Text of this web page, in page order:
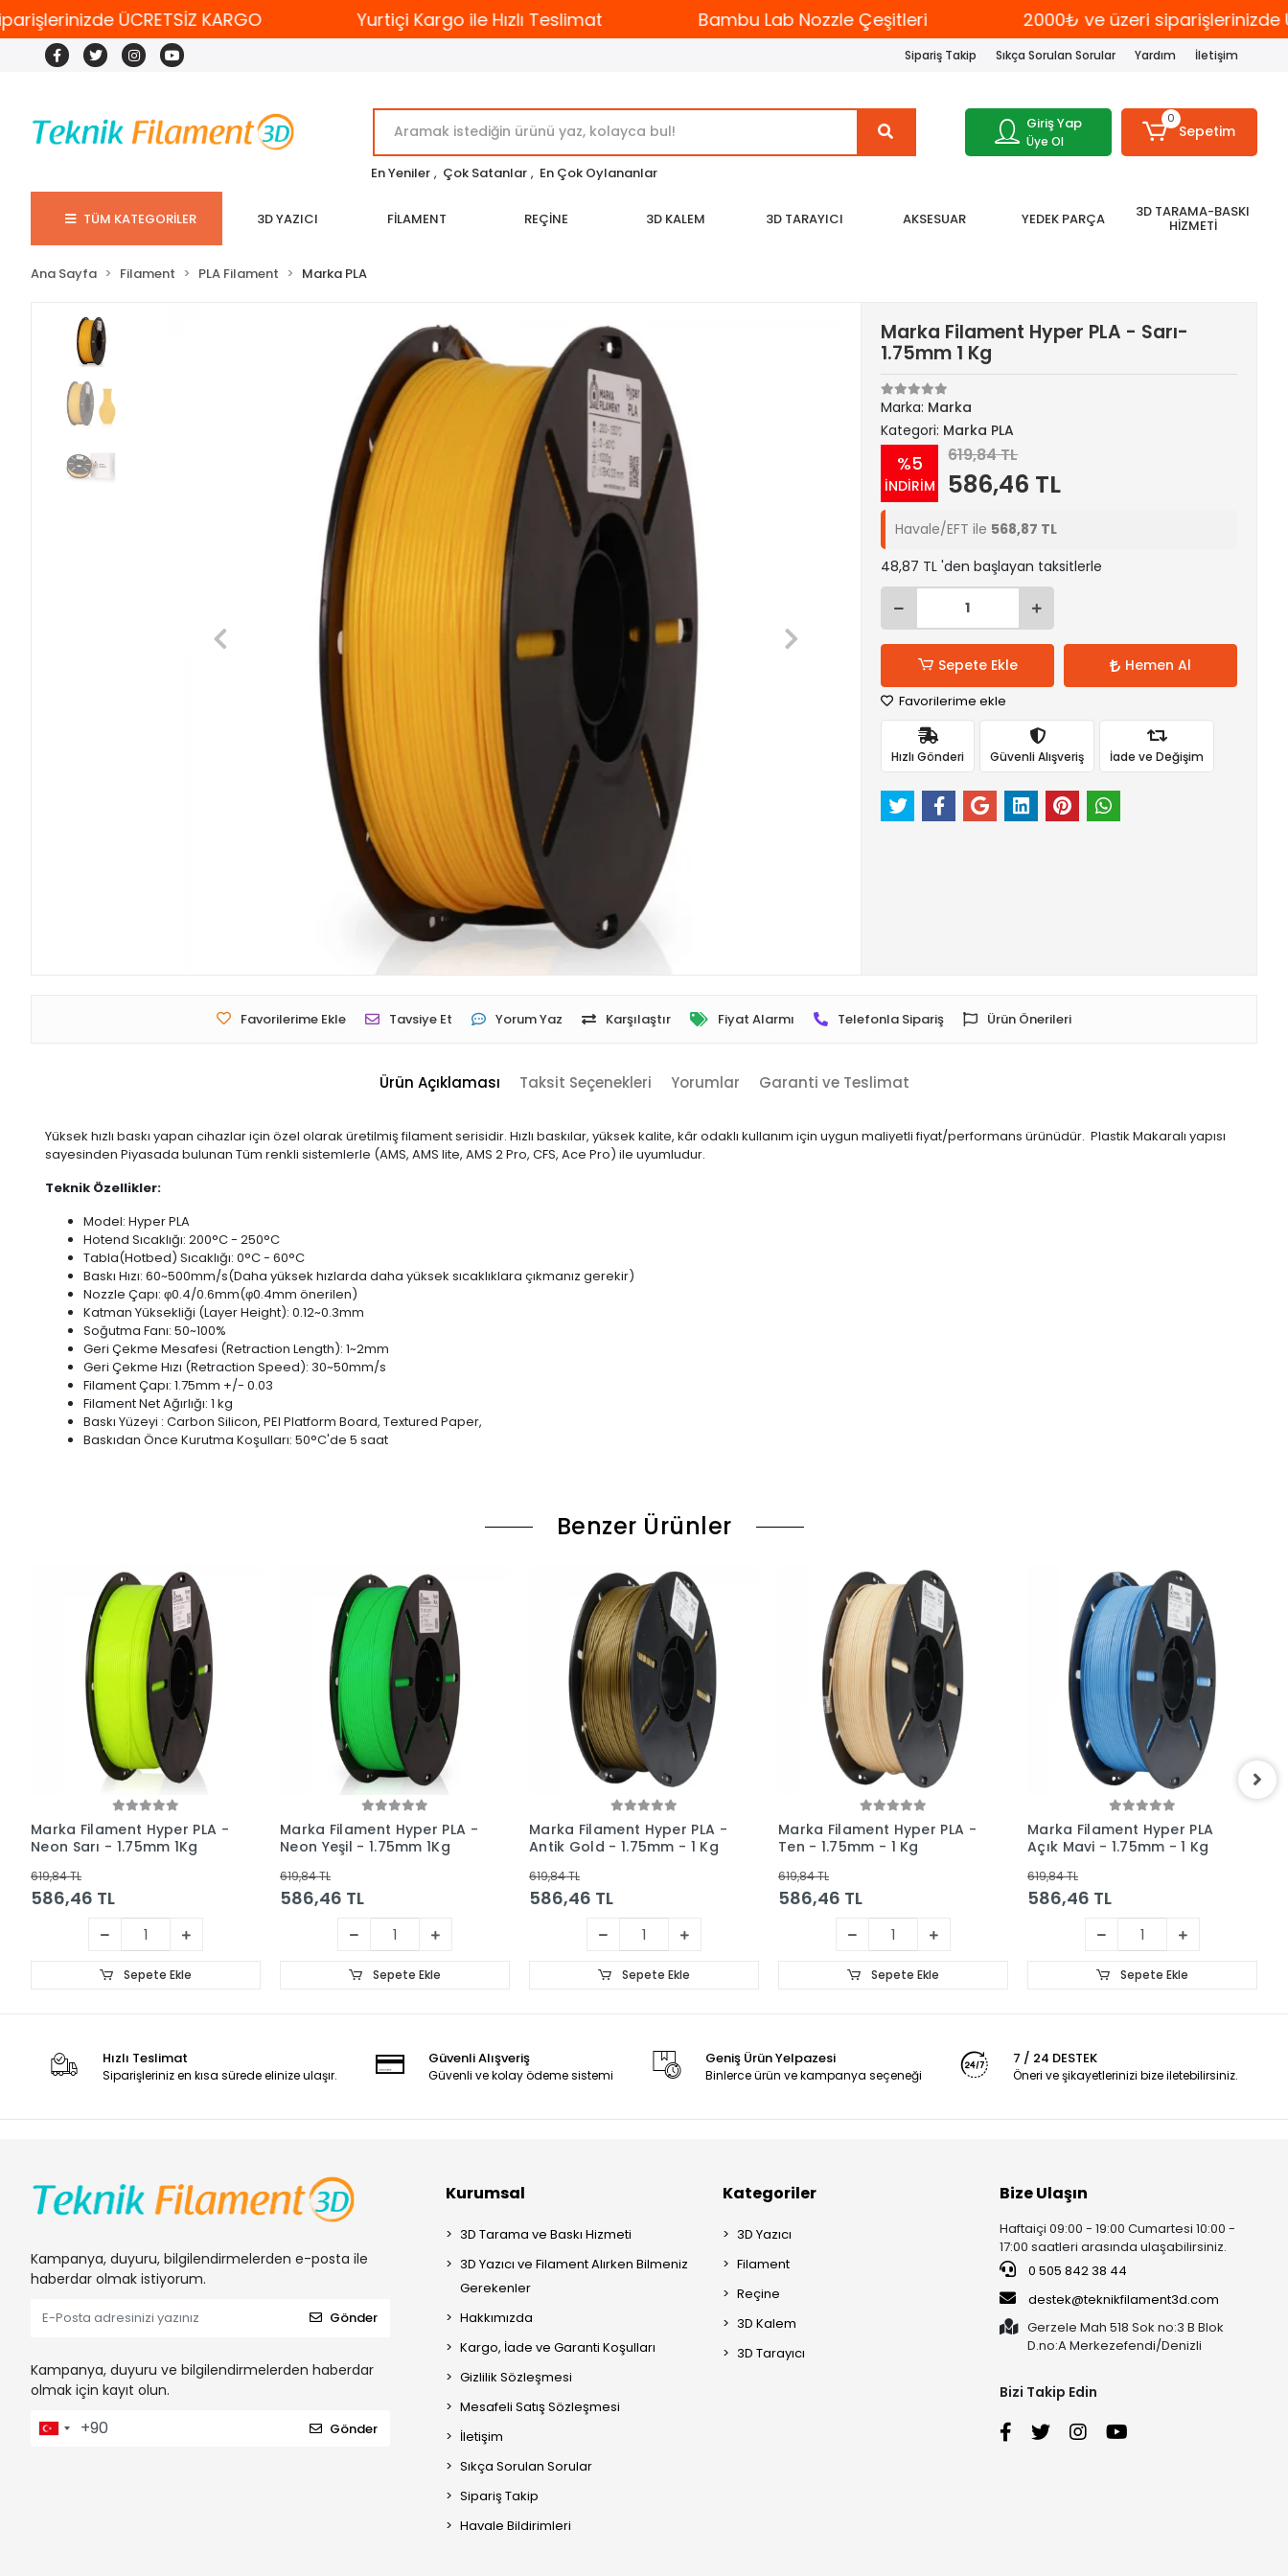
ÜCRETSİZ KARGO Yurtiçi Kargo ile Hızlı Teslimat Bambu Lab Nozzle Çeşitleri 2000₺ ve üzeri siparişlerinizde
Sipariş Takip Sıkça Sorulan Sorular Yardım İletişim
En Yeniler , Çok Satanlar , En Çok Oylananlar
Giriş Yap
Üye Ol
0
Sepetim
TÜM KATEGORİLER 3D YAZICI FİLAMENT REÇİNE 3D KALEM 3D TARAYICI AKSESUAR YEDEK PARÇA 3D TARAMA-BASKI
HİZMETİ
Ana Sayfa Filament PLA Filament Marka PLA
Marka Filament Hyper PLA - Sarı-
1.75mm 1 Kg
Marka: Marka
Kategori: Marka PLA
%5
İNDİRİM
619,84 TL
586,46 TL
Havale/EFT ile 568,87 TL
48,87 TL 'den başlayan taksitlerle
Sepete Ekle Hemen Al
Favorilerime ekle
Hızlı Gönderi Güvenli Alışveriş İade ve Değişim
Favorilerime Ekle Tavsiye Et Yorum Yaz Karşılaştır Fiyat Alarmı Telefonla Sipariş Ürün Önerileri
Ürün Açıklaması Taksit Seçenekleri Yorumlar Garanti ve Teslimat
Yüksek hızlı baskı yapan cihazlar için özel olarak üretilmiş filament serisidir. Hızlı baskılar, yüksek kalite, kâr odaklı kullanım için uygun maliyetli fiyat/performans ürünüdür. Plastik Makaralı yapısı
sayesinden Piyasada bulunan Tüm renkli sistemlerle (AMS, AMS lite, AMS 2 Pro, CFS, Ace Pro) ile uyumludur.
Teknik Özellikler:
Model: Hyper PLA
Hotend Sıcaklığı: 200°C - 250°C
Tabla(Hotbed) Sıcaklığı: 0°C - 60°C
Baskı Hızı: 60~500mm/s(Daha yüksek hızlarda daha yüksek sıcaklıklara çıkmanız gerekir)
Nozzle Çapı: φ0.4/0.6mm(φ0.4mm önerilen)
Katman Yüksekliği (Layer Height): 0.12~0.3mm
Soğutma Fanı: 50~100%
Geri Çekme Mesafesi (Retraction Length): 1~2mm
Geri Çekme Hızı (Retraction Speed): 30~50mm/s
Filament Çapı: 1.75mm +/- 0.03
Filament Net Ağırlığı: 1 kg
Baskı Yüzeyi : Carbon Silicon, PEI Platform Board, Textured Paper,
Baskıdan Önce Kurutma Koşulları: 50°C'de 5 saat
Benzer Ürünler
Marka Filament Hyper PLA -
Neon Sarı - 1.75mm 1Kg
619,84 TL
586,46 TL
Sepete Ekle
Marka Filament Hyper PLA -
Neon Yeşil - 1.75mm 1Kg
619,84 TL
586,46 TL
Sepete Ekle
Marka Filament Hyper PLA -
Antik Gold - 1.75mm - 1 Kg
619,84 TL
586,46 TL
Sepete Ekle
Marka Filament Hyper PLA -
Ten - 1.75mm - 1 Kg
619,84 TL
586,46 TL
Sepete Ekle
Marka Filament Hyper PLA
Açık Mavi - 1.75mm - 1 Kg
619,84 TL
586,46 TL
Sepete Ekle
Hızlı Teslimat
Siparişleriniz en kısa sürede elinize ulaşır.
Güvenli Alışveriş
Güvenli ve kolay ödeme sistemi
Geniş Ürün Yelpazesi
Binlerce ürün ve kampanya seçeneği
7 / 24 DESTEK
Öneri ve şikayetlerinizi bize iletebilirsiniz.
Kampanya, duyuru, bilgilendirmelerden e-posta ile
haberdar olmak istiyorum.
Gönder
Kampanya, duyuru ve bilgilendirmelerden haberdar
olmak için kayıt olun.
Gönder
Kurumsal
3D Tarama ve Baskı Hizmeti
3D Yazıcı ve Filament Alırken Bilmeniz
Gerekenler
Hakkımızda
Kargo, İade ve Garanti Koşulları
Gizlilik Sözleşmesi
Mesafeli Satış Sözleşmesi
İletişim
Sıkça Sorulan Sorular
Sipariş Takip
Havale Bildirimleri
Kategoriler
3D Yazıcı
Filament
Reçine
3D Kalem
3D Tarayıcı
Bize Ulaşın
Haftaiçi 09:00 - 19:00 Cumartesi 10:00 -
17:00 saatleri arasında ulaşabilirsiniz.
0 505 842 38 44
destek@teknikfilament3d.com
Gerzele Mah 518 Sok no:3 B Blok
D.no:A Merkezefendi/Denizli
Bizi Takip Edin